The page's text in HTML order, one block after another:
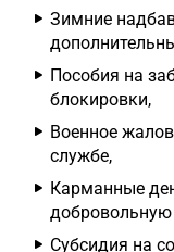
Зимние
Пособия на
блокировки,
Военное
службе,
Карманные
добровольную
Субсидия на